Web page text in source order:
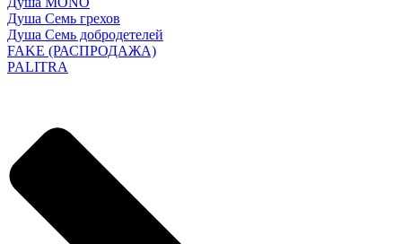
Душа Семь грехов
Душа Семь добродетелей
FAKE (РАСПРОДАЖА)
PALITRA